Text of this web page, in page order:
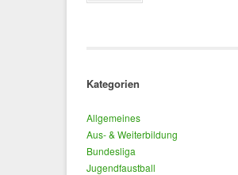
Kategorien
Allgemeines
Aus- & Weiterbildung
Bundesliga
Jugendfaustball